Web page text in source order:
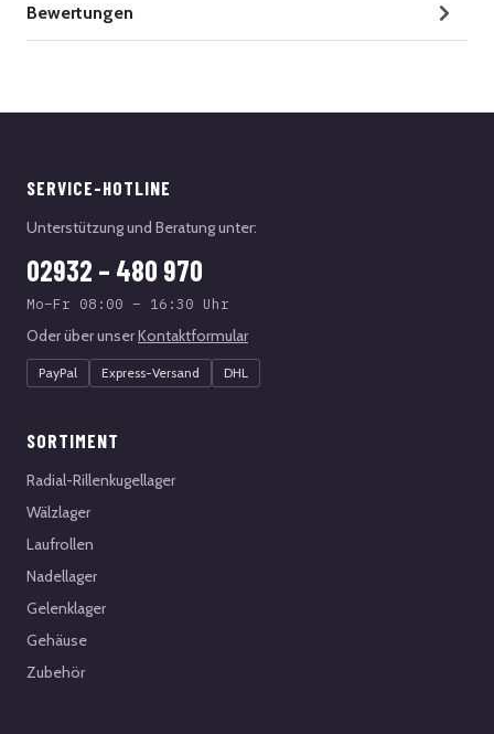
Bewertungen
SERVICE-HOTLINE
Unterstützung und Beratung unter:
02932 – 480 970
Mo–Fr 08:00 – 16:30 Uhr
Oder über unserKontaktformular
PayPal Express-Versand DHL
SORTIMENT
Radial-Rillenkugellager
Wälzlager
Laufrollen
Nadellager
Gelenklager
Gehäuse
Zubehör